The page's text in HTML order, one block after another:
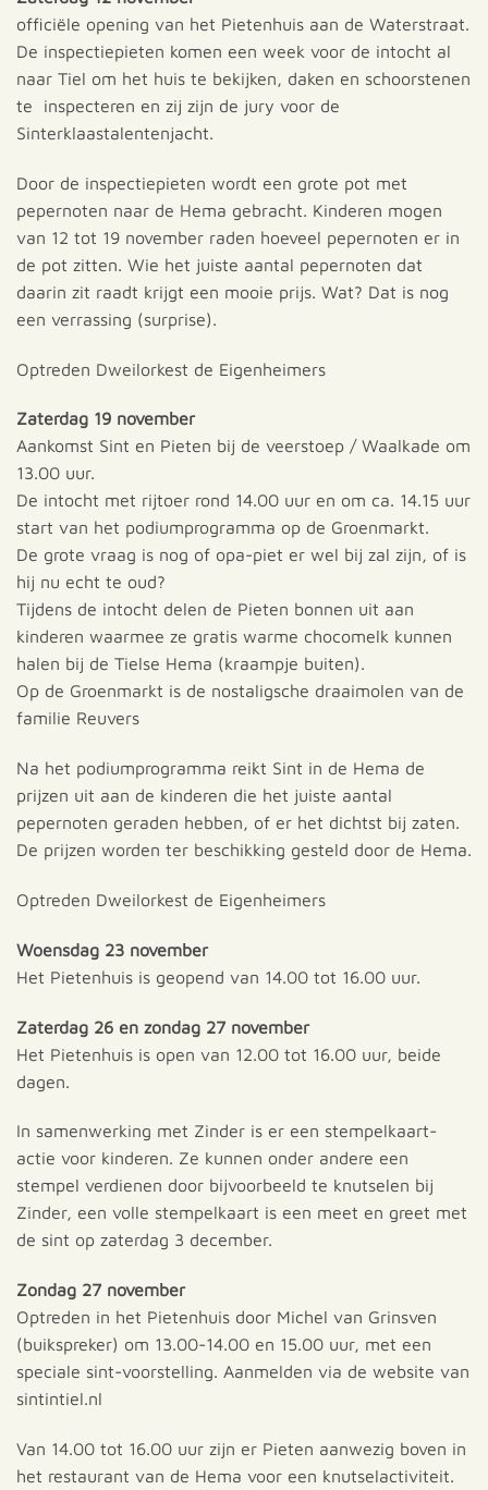
officiële opening van het Pietenhuis aan de Waterstraat.
De inspectiepieten komen een week voor de intocht al
naar Tiel om het huis te bekijken, daken en schoorstenen
te inspecteren en zij zijn de jury voor de
Sinterklaastalentenjacht.
Door de inspectiepieten wordt een grote pot met
pepernoten naar de Hema gebracht. Kinderen mogen
van 12 tot 19 november raden hoeveel pepernoten er in
de pot zitten. Wie het juiste aantal pepernoten dat
daarin zit raadt krijgt een mooie prijs. Wat? Dat is nog
een verrassing (surprise).
Optreden Dweilorkest de Eigenheimers
Zaterdag 19 november
Aankomst Sint en Pieten bij de veerstoep / Waalkade om
13.00 uur.
De intocht met rijtoer rond 14.00 uur en om ca. 14.15 uur
start van het podiumprogramma op de Groenmarkt.
De grote vraag is nog of opa-piet er wel bij zal zijn, of is
hij nu echt te oud?
Tijdens de intocht delen de Pieten bonnen uit aan
kinderen waarmee ze gratis warme chocomelk kunnen
halen bij de Tielse Hema (kraampje buiten).
Op de Groenmarkt is de nostaligsche draaimolen van de
familie Reuvers
Na het podiumprogramma reikt Sint in de Hema de
prijzen uit aan de kinderen die het juiste aantal
pepernoten geraden hebben, of er het dichtst bij zaten.
De prijzen worden ter beschikking gesteld door de Hema.
Optreden Dweilorkest de Eigenheimers
Woensdag 23 november
Het Pietenhuis is geopend van 14.00 tot 16.00 uur.
Zaterdag 26 en zondag 27 november
Het Pietenhuis is open van 12.00 tot 16.00 uur, beide
dagen.
In samenwerking met Zinder is er een stempelkaart-
actie voor kinderen. Ze kunnen onder andere een
stempel verdienen door bijvoorbeeld te knutselen bij
Zinder, een volle stempelkaart is een meet en greet met
de sint op zaterdag 3 december.
Zondag 27 november
Optreden in het Pietenhuis door Michel van Grinsven
(buikspreker) om 13.00-14.00 en 15.00 uur, met een
speciale sint-voorstelling. Aanmelden via de website van
sintintiel.nl
Van 14.00 tot 16.00 uur zijn er Pieten aanwezig boven in
het restaurant van de Hema voor een knutselactiviteit.